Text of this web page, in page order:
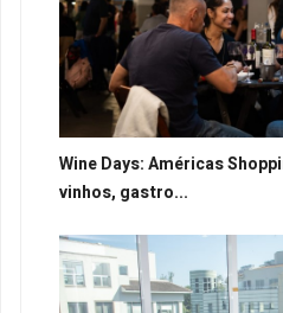
Wine Days: Américas
vinhos, gastro...